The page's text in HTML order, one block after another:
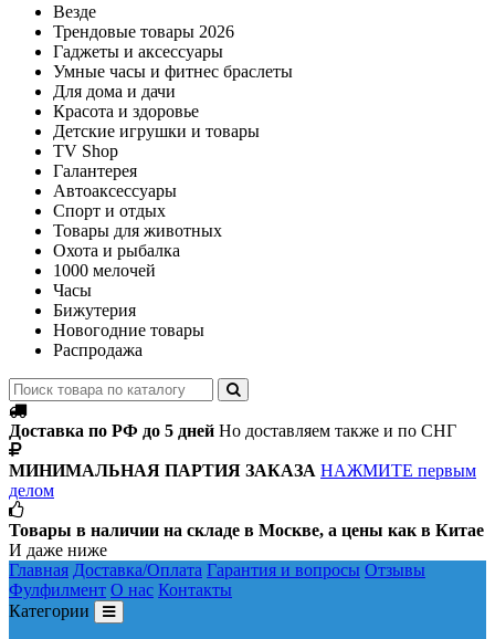
Везде
Трендовые товары 2026
Гаджеты и аксессуары
Умные часы и фитнес браслеты
Для дома и дачи
Красота и здоровье
Детские игрушки и товары
TV Shop
Галантерея
Автоаксессуары
Спорт и отдых
Товары для животных
Охота и рыбалка
1000 мелочей
Часы
Бижутерия
Новогодние товары
Распродажа
Доставка по РФ до 5 дней Но доставляем также и по СНГ
МИНИМАЛЬНАЯ ПАРТИЯ ЗАКАЗА НАЖМИТЕ первым
делом
Товары в наличии на складе в Москве, а цены как в Китае
И даже ниже
Главная Доставка/Оплата Гарантия и вопросы Отзывы
Фулфилмент О нас Контакты
Категории